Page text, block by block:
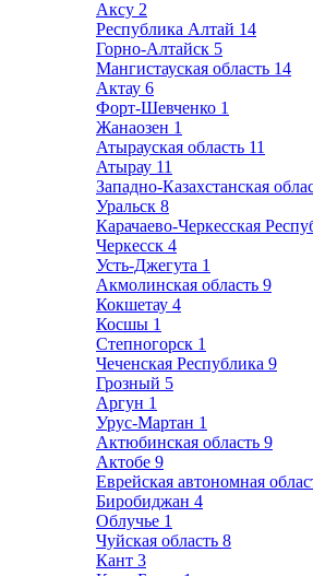
Аксу 2
Республика Алтай 14
Горно-Алтайск 5
Мангистауская область 14
Актау 6
Форт-Шевченко 1
Жанаозен 1
Атырауская область 11
Атырау 11
Западно-Казахстанская
Уральск 8
Карачаево-Черкесская
Черкесск 4
Усть-Джегута 1
Акмолинская область 9
Кокшетау 4
Косшы 1
Степногорск 1
Чеченская Республика 9
Грозный 5
Аргун 1
Урус-Мартан 1
Актюбинская область 9
Актобе 9
Еврейская автономная
Биробиджан 4
Облучье 1
Чуйская область 8
Кант 3